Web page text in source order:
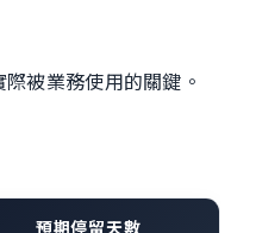
被業務使用的關鍵。
預期停留天數